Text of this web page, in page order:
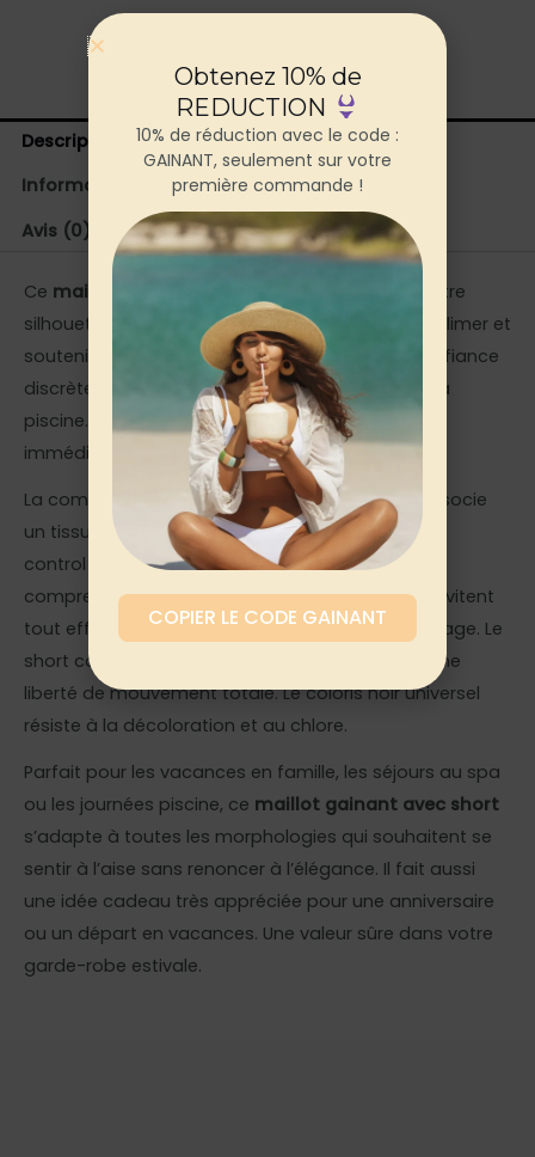
Description
Informations complémentaires
Avis (0)
Ce maillot gainant 2 pièces
noir transforme votre
silhouette dès que vous l’enfilez. Conçu pour sublimer et
soutenir en même temps, il vous offre cette confiance
discrète qui change tout au bord de l’eau ou à la
piscine. Ventre plat, taille affinée : le résultat est
immédiat.
La combinaison top gainant et short de bain associe
un tissu stretch haute densité avec effet tummy
control intégré pour un maintien ferme sans
compression inconfortable. Les finitions plates évitent
tout effet de bourrelet sous les vêtements de plage. Le
short couvrant protège les cuisses et garantit une
liberté de mouvement totale. Le coloris noir universel
résiste à la décoloration et au chlore.
Parfait pour les vacances en famille, les séjours au spa
ou les journées piscine, ce maillot gainant avec short
s’adapte à toutes les morphologies qui souhaitent se
sentir à l’aise sans renoncer à l’élégance. Il fait aussi
une idée cadeau très appréciée pour une anniversaire
ou un départ en vacances. Une valeur sûre dans votre
garde-robe estivale.
Obtenez 10% de
REDUCTION
10% de réduction avec le code :
GAINANT, seulement sur votre
première commande !
COPIER LE CODE GAINANT